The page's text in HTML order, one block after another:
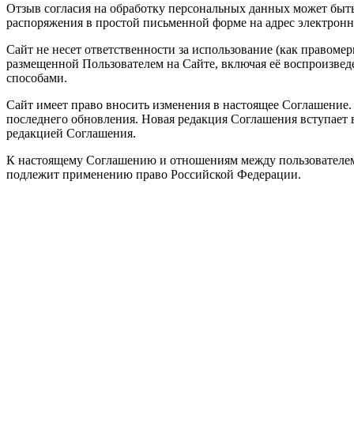
Отзыв согласия на обработку персональных данных может
распоряжения в простой письменной форме на адрес
Сайт не несет ответственности за использование (как
размещенной Пользователем на Сайте, включая её
способами.
Сайт имеет право вносить изменения в настоящее
последнего обновления. Новая редакция Соглашения
редакцией Соглашения.
К настоящему Соглашению и отношениям между
подлежит применению право Российской Федерации.